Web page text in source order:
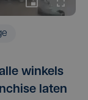
winkels
laten